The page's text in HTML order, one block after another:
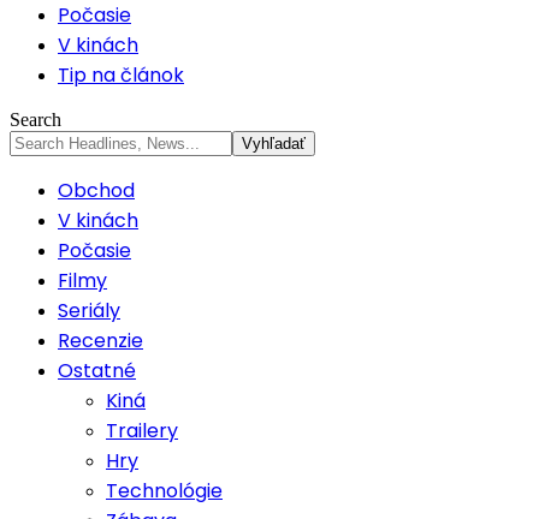
Počasie
V kinách
Tip na článok
Search
Obchod
V kinách
Počasie
Filmy
Seriály
Recenzie
Ostatné
Kiná
Trailery
Hry
Technológie